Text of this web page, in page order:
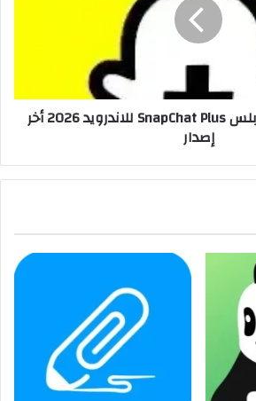
تحميل سناب شات بلس SnapChat Plus للاندرويد 2026 أخر
إصدار